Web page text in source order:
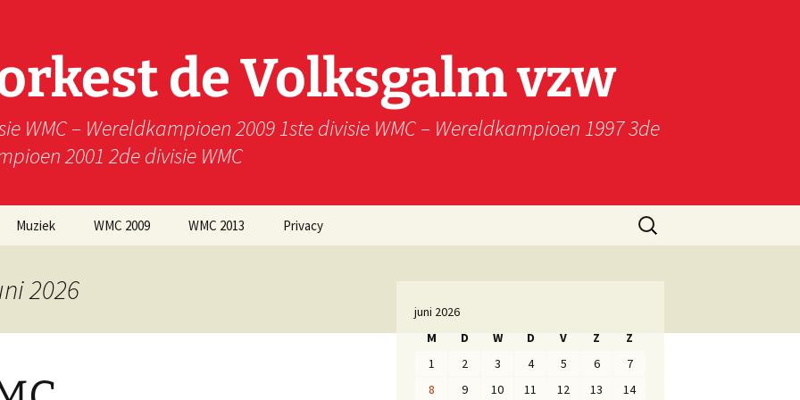
de Volksgalm vzw
WMC – Wereldkampioen 2009 1ste divisie WMC – Wereldkampioen 1997 3de
2001 2de divisie WMC
Muziek WMC 2009 WMC 2013 Privacy
Zoeken
naar:
2026
juni 2026
M
D W D V Z
Z
1
2 3 4 5 6
7
8
9 10 11 12 13
14